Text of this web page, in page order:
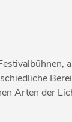
Arten der